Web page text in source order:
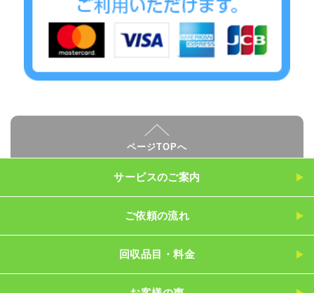
ページTOPへ
サービスのご案内
ご依頼の流れ
回収品目・料金